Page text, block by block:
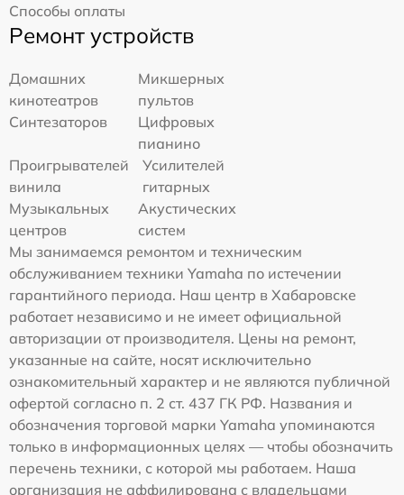
Способы оплаты
Ремонт устройств
Домашних
кинотеатров
Микшерных
пультов
Синтезаторов
Цифровых
пианино
Проигрывателей
винила
Усилителей
гитарных
Музыкальных
центров
Акустических
систем
Мы занимаемся ремонтом и техническим
обслуживанием техники Yamaha по истечении
гарантийного периода. Наш центр в Хабаровске
работает независимо и не имеет официальной
авторизации от производителя. Цены на ремонт,
указанные на сайте, носят исключительно
ознакомительный характер и не являются публичной
офертой согласно п. 2 ст. 437 ГК РФ. Названия и
обозначения торговой марки Yamaha упоминаются
только в информационных целях — чтобы обозначить
перечень техники, с которой мы работаем. Наша
организация не аффилирована с владельцами